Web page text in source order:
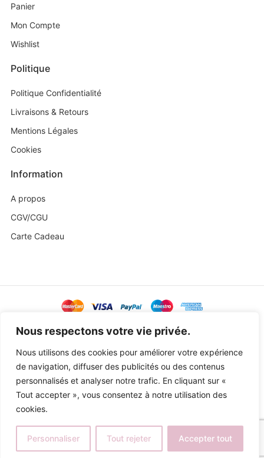
Nous respectons votre vie privée.
Nous utilisons des cookies pour améliorer votre expérience
de navigation, diffuser des publicités ou des contenus
personnalisés et analyser notre trafic. En cliquant sur «
Tout accepter », vous consentez à notre utilisation des
cookies.
Personnaliser Tout rejeter Accepter tout
Panier
Mon Compte
Wishlist
Politique
Politique Confidentialité
Livraisons & Retours
Mentions Légales
Cookies
Information
A propos
CGV/CGU
Carte Cadeau
@ Copyright 2023 Baby Sweetness byAgence Exoa